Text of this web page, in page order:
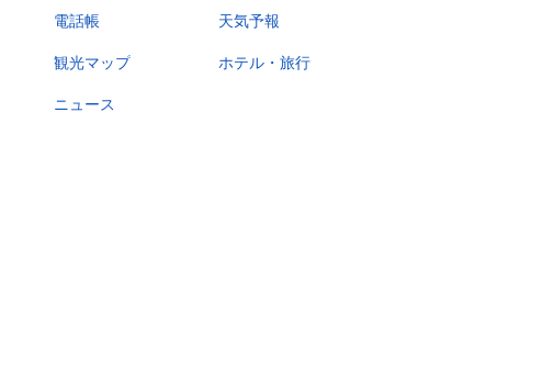
電話帳
天気予報
観光マップ ホテル・旅行
ニュース